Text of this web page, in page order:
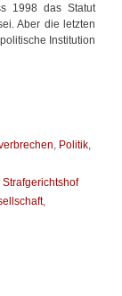
1998 das Statut
Aber die letzten
Institution
, Politik,
Strafgerichtshof
,